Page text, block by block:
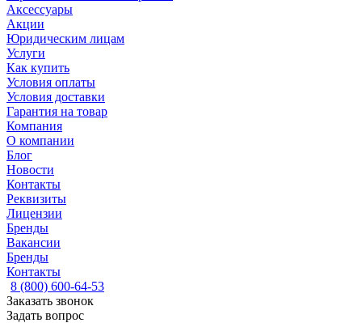
Аксессуары
Акции
Юридическим лицам
Услуги
Как купить
Условия оплаты
Условия доставки
Гарантия на товар
Компания
О компании
Блог
Новости
Контакты
Реквизиты
Лицензии
Бренды
Вакансии
Бренды
Контакты
8 (800) 600-64-53
Заказать звонок
Задать вопрос